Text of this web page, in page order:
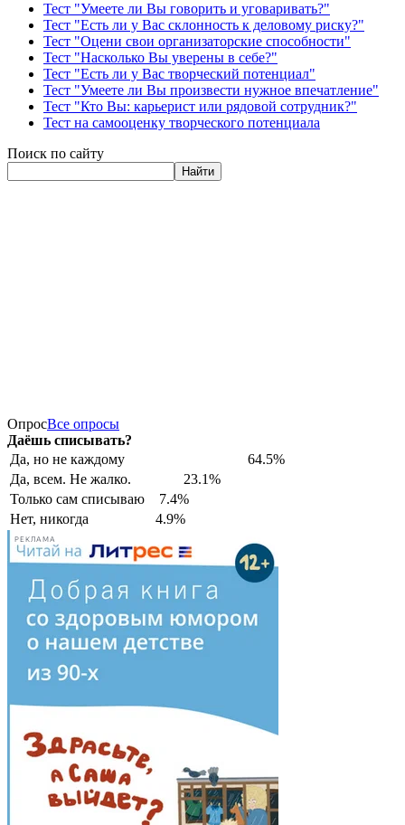
Тест "Умеете ли Вы говорить и уговаривать?"
Тест "Есть ли у Вас склонность к деловому риску?"
Тест "Оцени свои организаторские способности"
Тест "Насколько Вы уверены в себе?"
Тест "Есть ли у Вас творческий потенциал"
Тест "Умеете ли Вы произвести нужное впечатление"
Тест "Кто Вы: карьерист или рядовой сотрудник?"
Тест на самооценку творческого потенциала
Поиск по сайту
Найти
ОпросВсе опросы
Даёшь списывать?
Да, но не каждому
64.5%
Да, всем. Не жалко.
23.1%
Только сам списываю
7.4%
Нет, никогда
4.9%
РЕКЛАМА